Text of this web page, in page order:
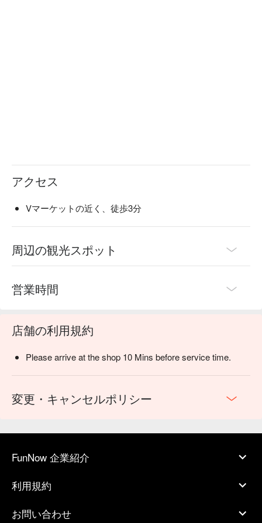
アクセス
Vマーケットの近く、徒歩3分
周辺の観光スポット
営業時間
店舗の利用規約
Please arrive at the shop 10 Mins before service time.
変更・キャンセルポリシー
FunNow 企業紹介
利用規約
お問い合わせ